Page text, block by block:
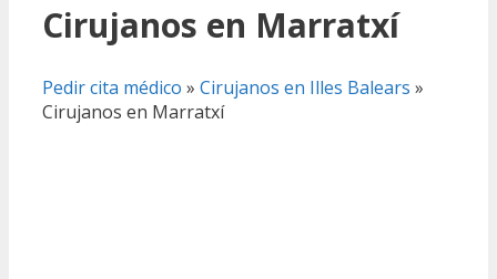
Cirujanos en Marratxí
Pedir cita médico » Cirujanos en Illes Balears »
Cirujanos en Marratxí